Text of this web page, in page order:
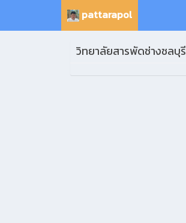
pattarapol
วิทยาลัยสารพัดช่างชลบุรี